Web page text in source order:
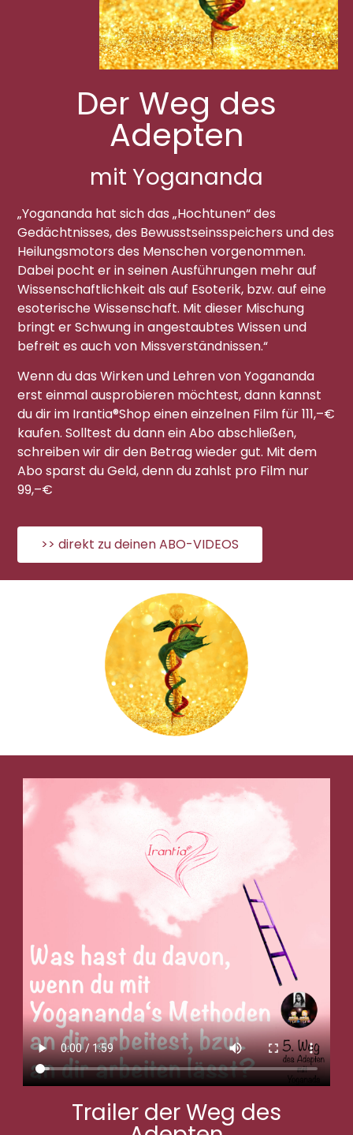
Der Weg des
Adepten
mit Yogananda
„Yogananda hat sich das „Hochtunen“ des
Gedächtnisses, des Bewusstseinsspeichers und des
Heilungsmotors des Menschen vorgenommen.
Dabei pocht er in seinen Ausführungen mehr auf
Wissenschaftlichkeit als auf Esoterik, bzw. auf eine
esoterische Wissenschaft. Mit dieser Mischung
bringt er Schwung in angestaubtes Wissen und
befreit es auch von Missverständnissen.“
Wenn du das Wirken und Lehren von Yogananda
erst einmal ausprobieren möchtest, dann kannst
du dir im Irantia®Shop einen einzelnen Film für 111,–€
kaufen. Solltest du dann ein Abo abschließen,
schreiben wir dir den Betrag wieder gut. Mit dem
Abo sparst du Geld, denn du zahlst pro Film nur
99,–€
>> direkt zu deinen ABO-VIDEOS
Trailer der Weg des